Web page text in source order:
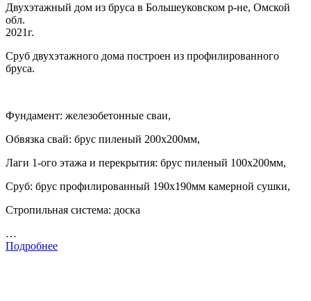
Двухэтажный дом из бруса в Большеуковском р-не, Омской
обл.
2021г.
Сруб двухэтажного дома построен из профилированного
бруса.
Фундамент: железобетонные сваи,
Обвязка свай: брус пиленый 200х200мм,
Лаги 1-ого этажа и перекрытия: брус пиленый 100х200мм,
Сруб: брус профилированный 190х190мм камерной сушки,
Стропильная система: доска
…
Подробнее